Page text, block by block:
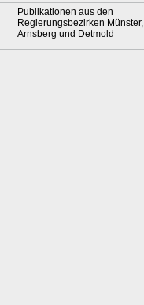
Publikationen aus den
Regierungsbezirken Münster,
Arnsberg und Detmold